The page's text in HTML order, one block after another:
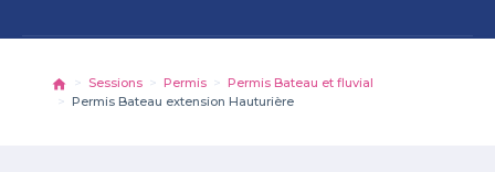
Sessions Permis
Permis Bateau et fluvial
Permis Bateau extension Hauturière